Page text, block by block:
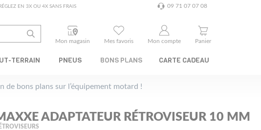
RÉGLEZ EN 3X OU 4X SANS FRAIS 09 71 07 07 08
Mon magasin
Mes favoris Mon compte Panier
TERRAIN PNEUS BONS PLANS CARTE CADEAU
de bons plans sur l’équipement motard !
ADAPTATEUR RÉTROVISEUR 10 MM